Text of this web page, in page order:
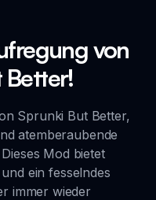
von
Better!
Sprunki But Better,
atemberaubende
Mod bietet
ein fesselndes
immer wieder